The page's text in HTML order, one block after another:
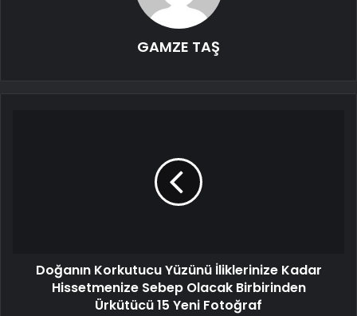
GAMZE TAŞ
Doğanın Korkutucu Yüzünü İliklerinize Kadar
Hissetmenize Sebep Olacak Birbirinden
Ürkütücü 15 Yeni Fotoğraf